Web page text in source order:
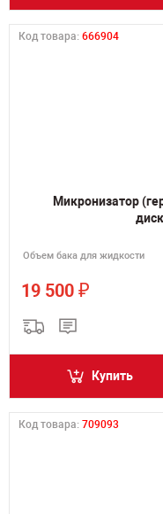
Код товара: 666904
Микронизатор
Объем бака для жидкости
19 500 ₽
Купить
Код товара: 709093